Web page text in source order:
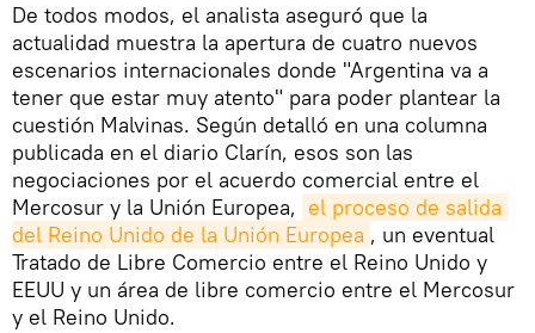
De todos modos, el analista aseguró que la
actualidad muestra la apertura de cuatro nuevos
escenarios internacionales donde "Argentina va a
tener que estar muy atento" para poder plantear la
cuestión Malvinas. Según detalló en una columna
publicada en el diario Clarín, esos son las
negociaciones por el acuerdo comercial entre el
Mercosur y la Unión Europea, el proceso de salida
del Reino Unido de la Unión Europea , un eventual
Tratado de Libre Comercio entre el Reino Unido y
EEUU y un área de libre comercio entre el Mercosur
y el Reino Unido.